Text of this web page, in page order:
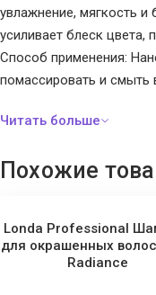
увлажнение, мягкость
усиливает блеск цвета,
Способ применения:
помассировать и смыть
Похожие
Londa Professional
для окрашенных
Radiance